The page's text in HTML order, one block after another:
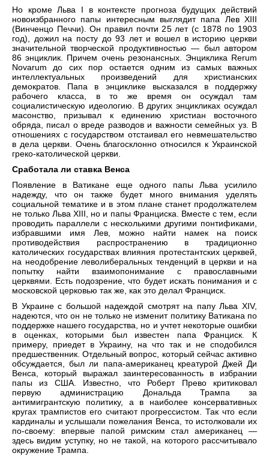
Но кроме Льва I в контексте прогноза будущих действий
новоизбранного папы интересным выглядит папа Лев ХIII
(Винченцо Печчи). Он правил почти 25 лет (с 1878 по 1903
год), дожил на посту до 93 лет и вошел в историю церкви
значительной творческой продуктивностью — был автором
86 энциклик. Причем очень резонансных. Энциклика Rerum
Novarum до сих пор остается одним из самых важных
интеллектуальных произведений для христианских
демократов. Папа в энциклике высказался в поддержку
рабочего класса, в то же время он осуждал там
социалистическую идеологию. В других энцикликах осуждал
масонство, призывал к единению христиан восточного
обряда, писал о вреде разводов и важности семейных уз. В
отношениях с государством отстаивал его невмешательство
в дела церкви. Очень благосклонно относился к Украинской
греко-католической церкви.
Сработала ли ставка Венса
Появление в Ватикане еще одного папы Льва усилило
надежду, что он также будет много внимания уделять
социальной тематике и в этом плане станет продолжателем
не только Льва XIII, но и папы Франциска. Вместе с тем, если
проводить параллели с несколькими другими понтификами,
избравшими имя Лев, можно найти намек на поиск
противодействия распространению в традиционно
католических государствах влияния протестантских церквей,
на неодобрение леволиберальных тенденций в церкви и на
попытку найти взаимопонимание с православными
церквями. Есть подозрение, что будет искать понимания и с
московской церковью так же, как это делал Франциск.
В Украине с большой надеждой смотрят на папу Льва XIV,
надеются, что он не только не изменит политику Ватикана по
поддержке нашего государства, но и учтет некоторые ошибки
в оценках, которыми был известен папа Франциск. К
примеру, приедет в Украину, на что так и не сподобился
предшественник. Отдельный вопрос, который сейчас активно
обсуждается, был ли папа-американец креатурой Джей Ди
Венса, который выражал заинтересованность в избрании
папы из США. Известно, что Роберт Прево критиковал
первую администрацию Дональда Трампа за
антимигрантскую политику, а в наиболее консервативных
кругах трампистов его считают прогрессистом. Так что если
кардиналы и услышали пожелания Венса, то истолковали их
по-своему: впервые папой римским стал американец —
здесь видим уступку, но не такой, на которого рассчитывало
окружение Трампа.